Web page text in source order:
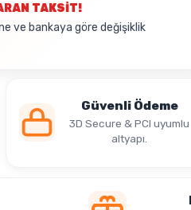
TAKSİT!
ve bankaya göre değişiklik
Güvenli Ödeme
3D Secure & PCI uyumlu
altyapı.